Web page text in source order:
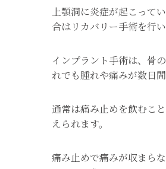
上顎洞に炎症が起こって
合はリカバリー手術を行
インプラント手術は、骨
れでも腫れや痛みが数日
通常は痛み止めを飲むこ
えられます。
痛み止めで痛みが収まら